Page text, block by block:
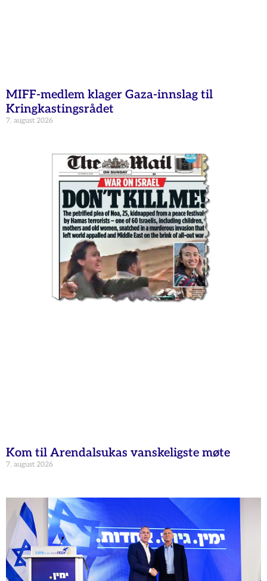
MIFF-medlem klager Gaza-innslag til
Kringkastingsrådet
7. august 2026
Kom til Arendalsukas vanskeligste møte
7. august 2026